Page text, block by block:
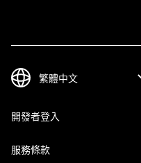
開發者登入
服務條款